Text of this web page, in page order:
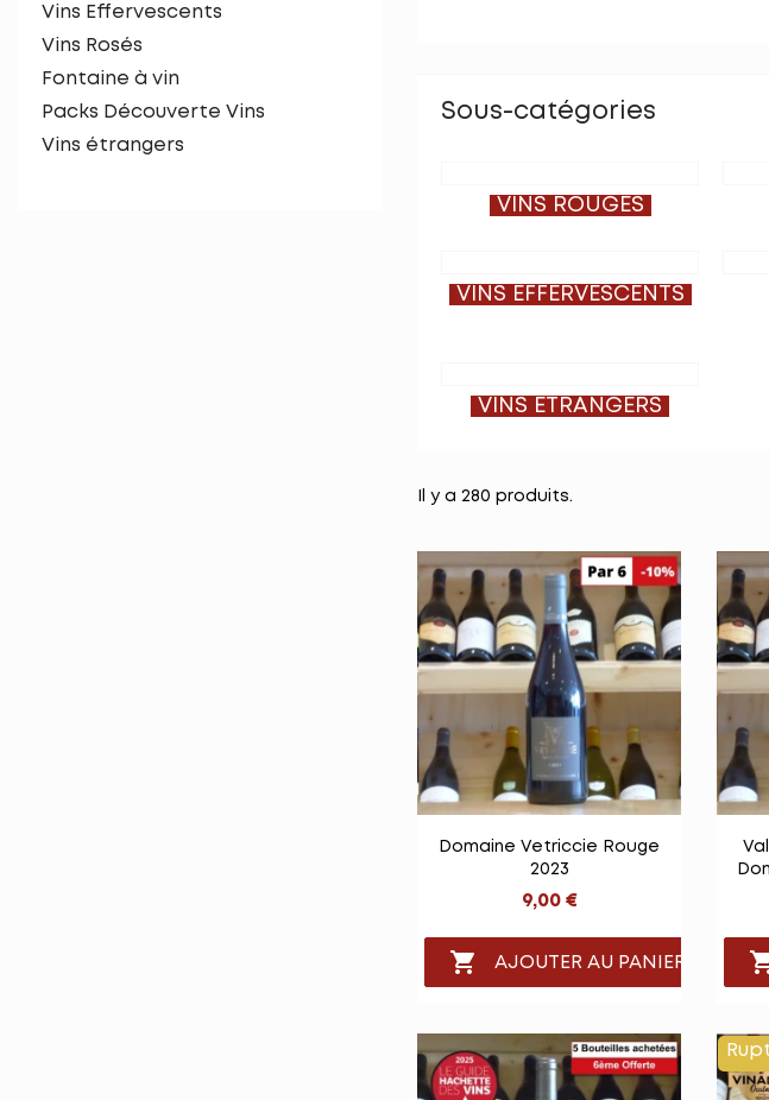
Vins Effervescents
Vins Rosés
Fontaine à vin
Packs Découverte Vins
Vins étrangers
Sous-catégories
VINS ROUGES
VINS EFFERVESCENTS
VINS ÉTRANGERS
Il y a 280 produits.
Vue rapide
Domaine Vetriccie Rouge
2023
9,00 €
 AJOUTER AU PANIER